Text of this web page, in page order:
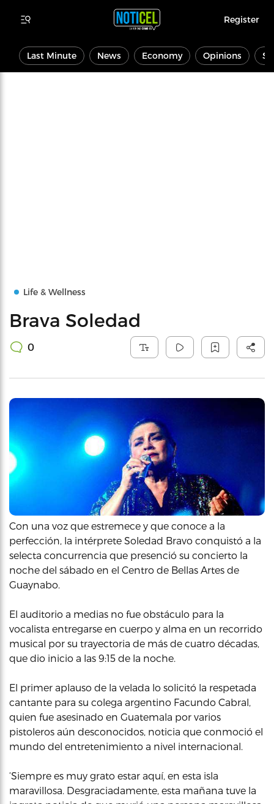
Register
Last Minute News Economy Opinions
Life & Wellness
Brava Soledad
0
Con una voz que estremece y que conoce a la
perfección, la intérprete Soledad Bravo conquistó a la
selecta concurrencia que presenció su concierto la
noche del sábado en el Centro de Bellas Artes de
Guaynabo.
El auditorio a medias no fue obstáculo para la
vocalista entregarse en cuerpo y alma en un recorrido
musical por su trayectoria de más de cuatro décadas,
que dio inicio a las 9:15 de la noche.
El primer aplauso de la velada lo solicitó la respetada
cantante para su colega argentino Facundo Cabral,
quien fue asesinado en Guatemala por varios
pistoleros aún desconocidos, noticia que conmoció el
mundo del entretenimiento a nivel internacional.
‘Siempre es muy grato estar aquí, en esta isla
maravillosa. Desgraciadamente, esta mañana tuve la